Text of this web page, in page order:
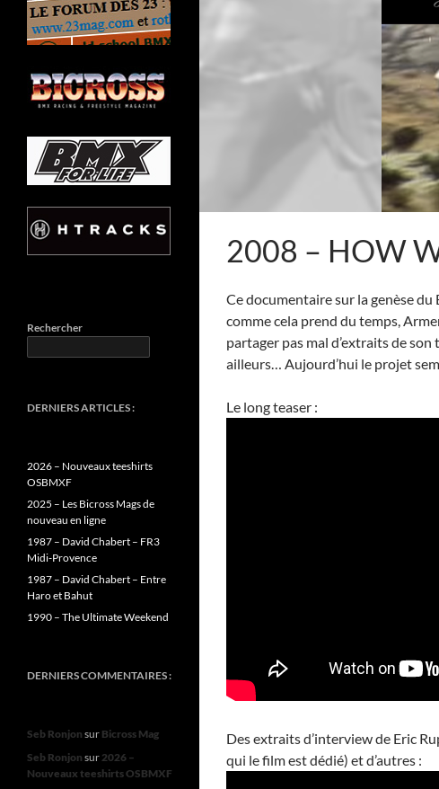
2008 – HOW
Ce documentaire sur la genèse
comme cela prend du temps,
partager pas mal d’extraits de
ailleurs… Aujourd’hui le projet
Le long teaser :
Des extraits d’interview de Eric
qui le film est dédié) et d’autres :
Rechercher
DERNIERS ARTICLES :
2026 – Nouveaux teeshirts
OSBMXF
2025 – Les Bicross Mags de
nouveau en ligne
1987 – David Chabert – FR3
Midi-Provence
1987 – David Chabert – Entre
Haro et Bahut
1990 – The Ultimate Weekend
DERNIERS COMMENTAIRES :
Seb Ronjon sur Bicross Mag
Seb Ronjon sur2026 –
Nouveaux teeshirts OSBMXF